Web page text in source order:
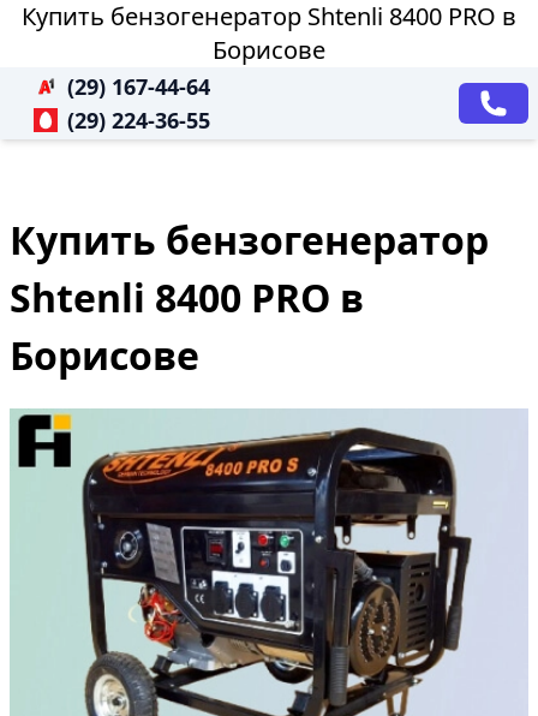
Купить бензогенератор Shtenli 8400 PRO в
Борисове
(29) 167-44-64
(29) 224-36-55
Купить бензогенератор
Shtenli 8400 PRO в
Борисове